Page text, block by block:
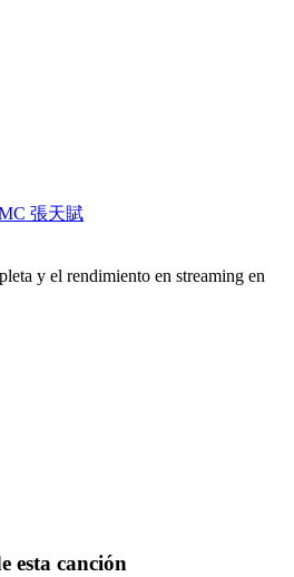
張天賦
y el rendimiento en streaming en
esta canción